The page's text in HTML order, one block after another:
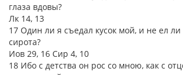
глаза вдовы?
Лк 14, 13
17 Один ли я съедал кусок мой, и не ел ли
сирота?
Иов 29, 16 Сир 4, 10
18 Ибо с детства он рос со мною, как с